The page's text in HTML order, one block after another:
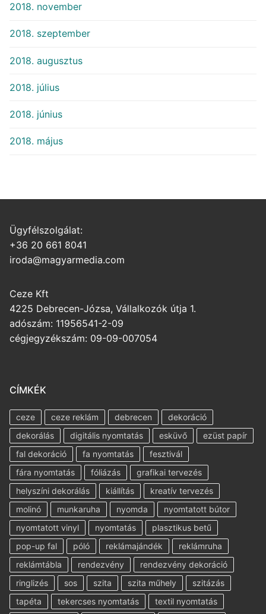
2018. november
2018. szeptember
2018. augusztus
2018. július
2018. június
2018. május
Ügyfélszolgálat:
+36 20 661 8041
iroda@magyarmedia.com
Ceze Kft
4225 Debrecen-Józsa, Vállalkozók útja 1.
adószám: 11956541-2-09
cégjegyzékszám: 09-09-007054
CÍMKÉK
ceze ceze reklám debrecen
dekoráció
dekorálás
digitális nyomtatás esküvő
ezüst papír
fal dekoráció
fa nyomtatás
fesztivál
fára nyomtatás
fóliázás
grafikai tervezés
helyszíni dekorálás
kiállítás
kreatív tervezés
molinó
munkaruha nyomda
nyomtatott bútor
nyomtatott vinyl
nyomtatás
plasztikus betű
pop-up fal
póló reklámajándék
reklámruha
reklámtábla
rendezvény
rendezvény dekoráció
ringlizés
sos szita szita műhely
szitázás
tapéta
tekercses nyomtatás textil nyomtatás